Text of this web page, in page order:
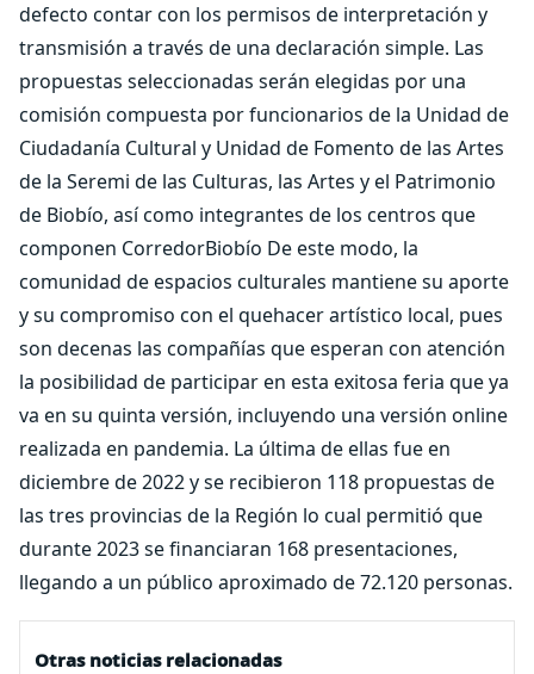
defecto contar con los permisos de interpretación y
transmisión a través de una declaración simple. Las
propuestas seleccionadas serán elegidas por una
comisión compuesta por funcionarios de la Unidad de
Ciudadanía Cultural y Unidad de Fomento de las Artes
de la Seremi de las Culturas, las Artes y el Patrimonio
de Biobío, así como integrantes de los centros que
componen CorredorBiobío De este modo, la
comunidad de espacios culturales mantiene su aporte
y su compromiso con el quehacer artístico local, pues
son decenas las compañías que esperan con atención
la posibilidad de participar en esta exitosa feria que ya
va en su quinta versión, incluyendo una versión online
realizada en pandemia. La última de ellas fue en
diciembre de 2022 y se recibieron 118 propuestas de
las tres provincias de la Región lo cual permitió que
durante 2023 se financiaran 168 presentaciones,
llegando a un público aproximado de 72.120 personas.
Otras noticias relacionadas